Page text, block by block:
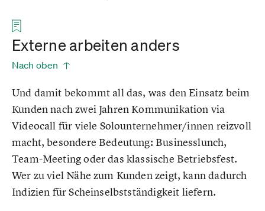
Externe arbeiten anders
Nach oben
Und damit bekommt all das, was den Einsatz beim
Kunden nach zwei Jahren Kommunikation via
Videocall für viele Solounternehmer/innen reizvoll
macht, besondere Bedeutung: Businesslunch,
Team-Meeting oder das klassische Betriebsfest.
Wer zu viel Nähe zum Kunden zeigt, kann dadurch
Indizien für Scheinselbstständigkeit liefern.